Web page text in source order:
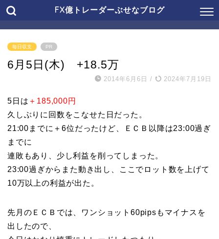
FX億トレーダーぶせなブログ
毎日収支 PR
6月5日(木) +18.5万
2014年6月6日 / 2024年7月19日
5日は ＋185,000円
久しぶりに回数をこなせた日だった。
21:00までに＋6位だったけど、ＥＣＢ以降は23:00過ぎ
までに
連敗もあり、少し利益を削ってしまった。
23:00過ぎからまた動き出し、ここでロット数を上げて
10万以上の利益が出た。
先月のＥＣＢでは、ワンショット60pipsもマイナスを
出したので、